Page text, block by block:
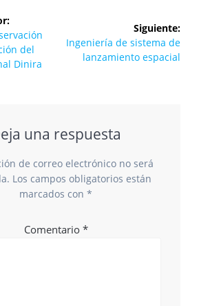
del
Dinira
Siguiente:
Siguiente
entrada:
Ingeniería de sistema de
lanzamiento espacial
una respuesta
de correo electrónico no será
Los campos obligatorios están
marcados con *
Comentario *